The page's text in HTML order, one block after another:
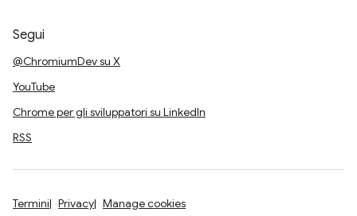
Segui
@ChromiumDev su X
YouTube
Chrome per gli sviluppatori su LinkedIn
RSS
Termini Privacy Manage cookies